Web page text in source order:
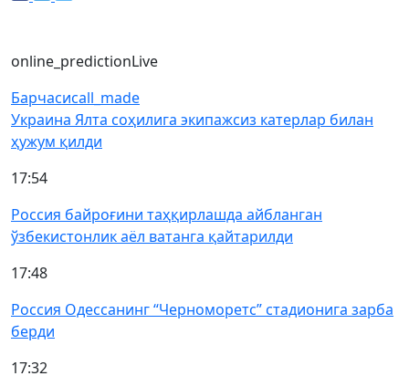
online_predictionLive
Барчасиcall_made
Украина Ялта соҳилига экипажсиз катерлар билан
ҳужум қилди
17:54
Россия байроғини таҳқирлашда айбланган
ўзбекистонлик аёл ватанга қайтарилди
17:48
Россия Одессанинг “Черноморетс” стадионига зарба
берди
17:32